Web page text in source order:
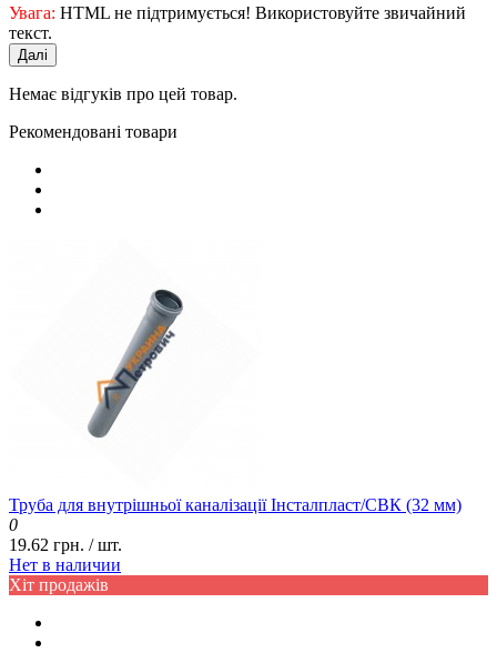
Увага: HTML не підтримується! Використовуйте звичайний
текст.
Далі
Немає відгуків про цей товар.
Рекомендовані товари
Труба для внутрішньої каналізації Інсталпласт/СВК (32 мм)
0
19.62 грн. / шт.
Нет в наличии
Хіт продажів